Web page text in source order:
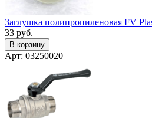
Заглушка полипропиленовая FV
33 руб.
В корзину
Арт: 03250020